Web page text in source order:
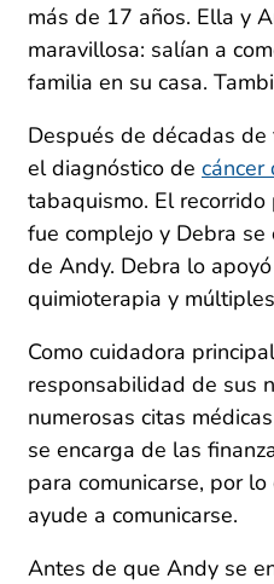
más de 17 años. Ella y
maravillosa: salían a
familia en su casa.
Después de décadas
el diagnóstico de cáncer
tabaquismo. El
fue complejo y Debra
de Andy. Debra lo
quimioterapia y
Como cuidadora
responsabilidad de sus
numerosas citas
se encarga de las
para comunicarse, por
ayude a comunicarse.
Antes de que Andy se